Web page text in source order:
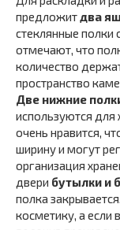
предложитдва
стеклянные полки
отмечают, что
количество
пространство
Две нижние
используются для
очень нравится,
ширину и могут
организация
двери бутылки и
полка
косметику, а если